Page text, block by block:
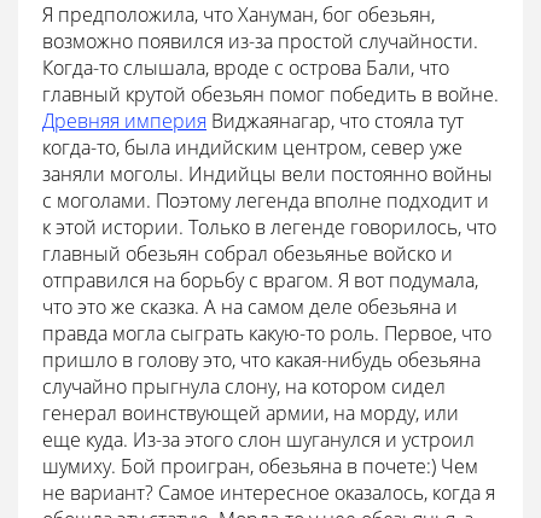
Я предположила, что Хануман, бог обезьян,
возможно появился из-за простой случайности.
Когда-то слышала, вроде с острова Бали, что
главный крутой обезьян помог победить в войне.
Древняя империя Виджаянагар, что стояла тут
когда-то, была индийским центром, север уже
заняли моголы. Индийцы вели постоянно войны
с моголами. Поэтому легенда вполне подходит и
к этой истории. Только в легенде говорилось, что
главный обезьян собрал обезьянье войско и
отправился на борьбу с врагом. Я вот подумала,
что это же сказка. А на самом деле обезьяна и
правда могла сыграть какую-то роль. Первое, что
пришло в голову это, что какая-нибудь обезьяна
случайно прыгнула слону, на котором сидел
генерал воинствующей армии, на морду, или
еще куда. Из-за этого слон шуганулся и устроил
шумиху. Бой проигран, обезьяна в почете:) Чем
не вариант? Самое интересное оказалось, когда я